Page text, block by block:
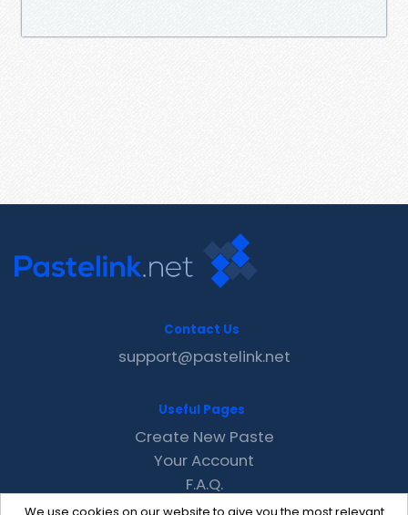
Contact Us
support@pastelink.net
Useful Pages
Create New Paste
Your Account
F.A.Q.
Recent